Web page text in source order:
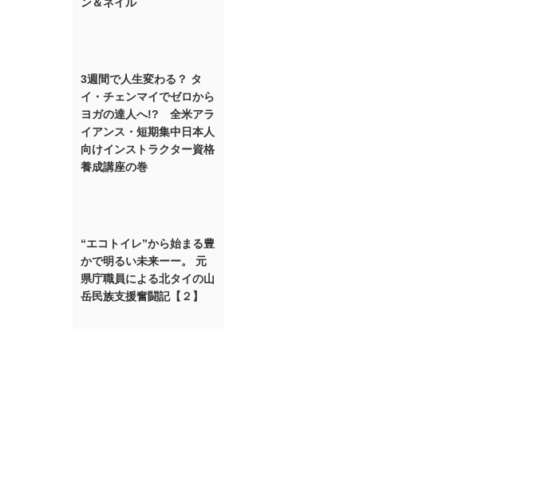
3週間で人生変わる？ タ
イ・チェンマイでゼロから
ヨガの達人へ!? 全米アラ
イアンス・短期集中日本人
向けインストラクター資格
養成講座の巻
“エコトイレ”から始まる豊
かで明るい未来ーー。 元
県庁職員による北タイの山
岳民族支援奮闘記【２】